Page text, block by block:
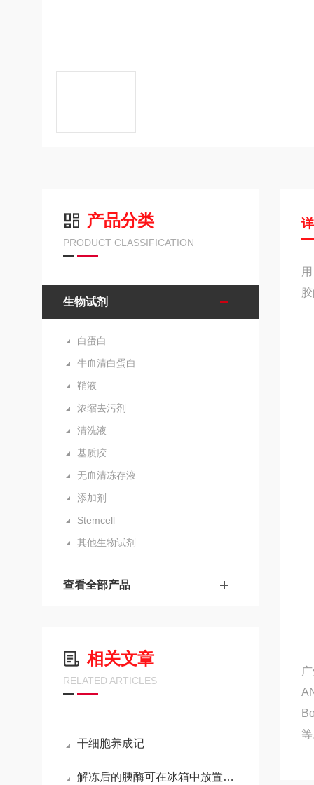
产品分类
PRODUCT CLASSIFICATION
生物试剂
白蛋白
牛血清白蛋白
鞘液
浓缩去污剂
清洗液
基质胶
无血清冻存液
添加剂
Stemcell
其他生物试剂
查看全部产品
相关文章
RELATED ARTICLES
干细胞养成记
解冻后的胰酶可在冰箱中放置多长时间？